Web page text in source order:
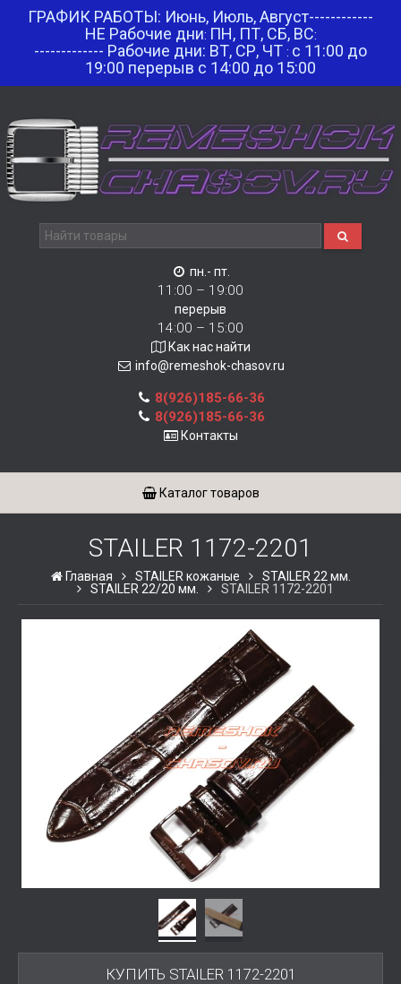
ГРАФИК РАБОТЫ: Июнь, Июль, Август------------
НЕ Рабочие дни: ПН, ПТ, СБ, ВС:
------------- Рабочие дни: ВТ, СР, ЧТ : с 11:00 до
19:00 перерыв с 14:00 до 15:00
пн.- пт.
11:00 – 19:00
перерыв
14:00 – 15:00
Как нас найти
info@remeshok-chasov.ru
8(926)185-66-36
8(926)185-66-36
Контакты
Каталог товаров
STAILER 1172-2201
Главная STAILER кожаные
STAILER 22 мм.
STAILER 22/20 мм.
STAILER 1172-2201
КУПИТЬ STAILER 1172-2201